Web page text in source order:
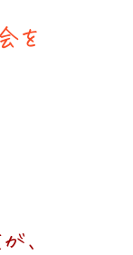
を
、